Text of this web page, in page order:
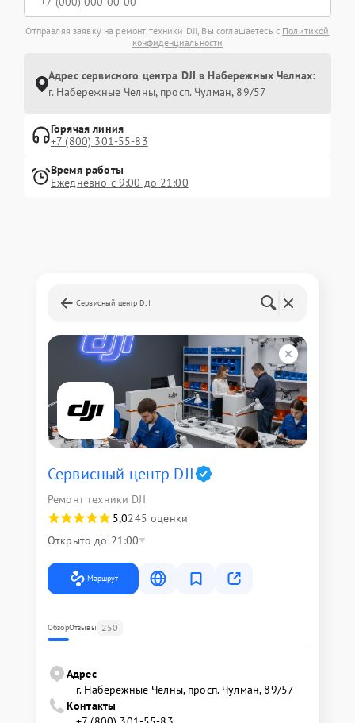
Отправляя заявку на ремонт техники DJI, Вы соглашаетесь с Политикой
конфиденциальности
Адрес сервисного центра DJI в Набережных Челнах:
г. Набережные Челны, просп. Чулман, 89/57
Горячая линия
+7 (800) 301-55-83
Время работы
Ежедневно с 9:00 до 21:00
Сервисный центр DJI
Сервисный центр DJI
Ремонт техники DJI
5,0245 оценки
Открыто до 21:00
Маршрут
ОбзорОтзывы 250
Адрес
г. Набережные Челны, просп. Чулман, 89/57
Контакты